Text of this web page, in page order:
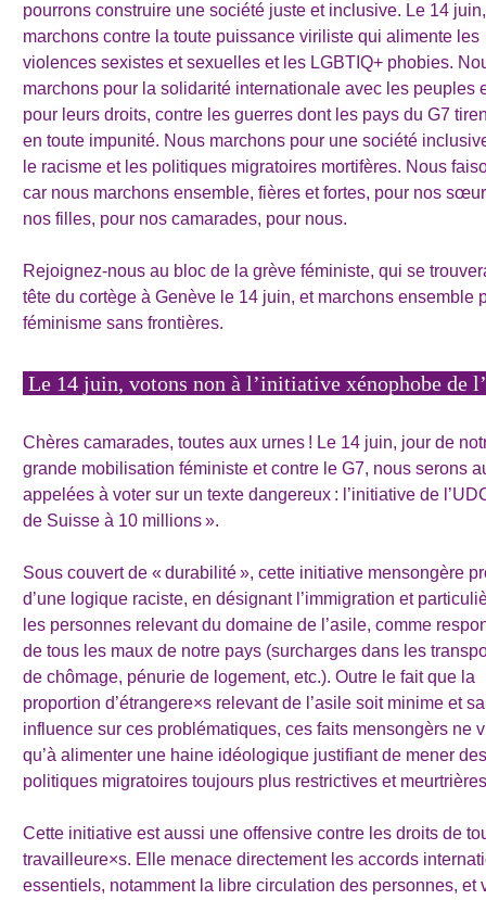
pourrons construire une société juste et inclusive. Le 14
marchons contre la toute puissance viriliste qui alimente les
violences sexistes et sexuelles et les LGBTIQ+ phobies.
marchons pour la solidarité internationale avec les peuples
pour leurs droits, contre les guerres dont les pays du G7
en toute impunité. Nous marchons pour une société
le racisme et les politiques migratoires mortifères. Nous
car nous marchons ensemble, fières et fortes, pour nos
nos filles, pour nos camarades, pour nous.
Rejoignez-nous au bloc de la grève féministe, qui se
tête du cortège à Genève le 14 juin, et marchons ensemble
féminisme sans frontières.
Le 14 juin, votons non à l’initiative xénophobe de
Chères camarades, toutes aux urnes ! Le 14 juin, jour de
grande mobilisation féministe et contre le G7, nous serons
appelées à voter sur un texte dangereux : l’initiative de
de Suisse à 10 millions ».
Sous couvert de « durabilité », cette initiative mensongère
d’une logique raciste, en désignant l’immigration et
les personnes relevant du domaine de l’asile, comme
de tous les maux de notre pays (surcharges dans les
de chômage, pénurie de logement, etc.). Outre le fait que la
proportion d’étrangere×s relevant de l’asile soit minime et
influence sur ces problématiques, ces faits mensongèrs ne
qu’à alimenter une haine idéologique justifiant de mener des
politiques migratoires toujours plus restrictives et
Cette initiative est aussi une offensive contre les droits de
travailleure×s. Elle menace directement les accords
essentiels, notamment la libre circulation des personnes, et